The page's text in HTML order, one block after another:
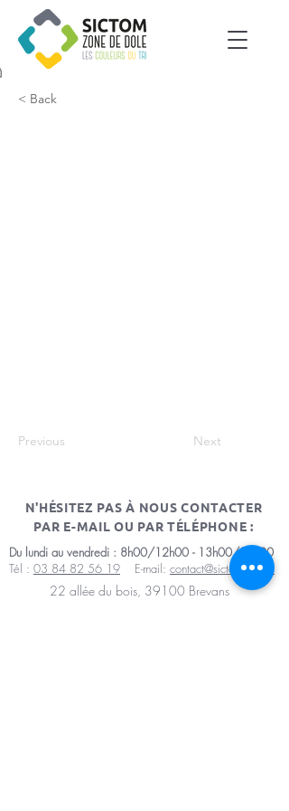
< Back
Previous Next
N'HÉSITEZ PAS À NOUS CONTACTER
PAR E-MAIL OU PAR TÉLÉPHONE :
Du lundi au vendredi : 8h00/12h00 - 13h00/17h00
Tél : 03 84 82 56 19 E-mail: contact@sictomdole.fr
22 allée du bois, 39100 Brevans